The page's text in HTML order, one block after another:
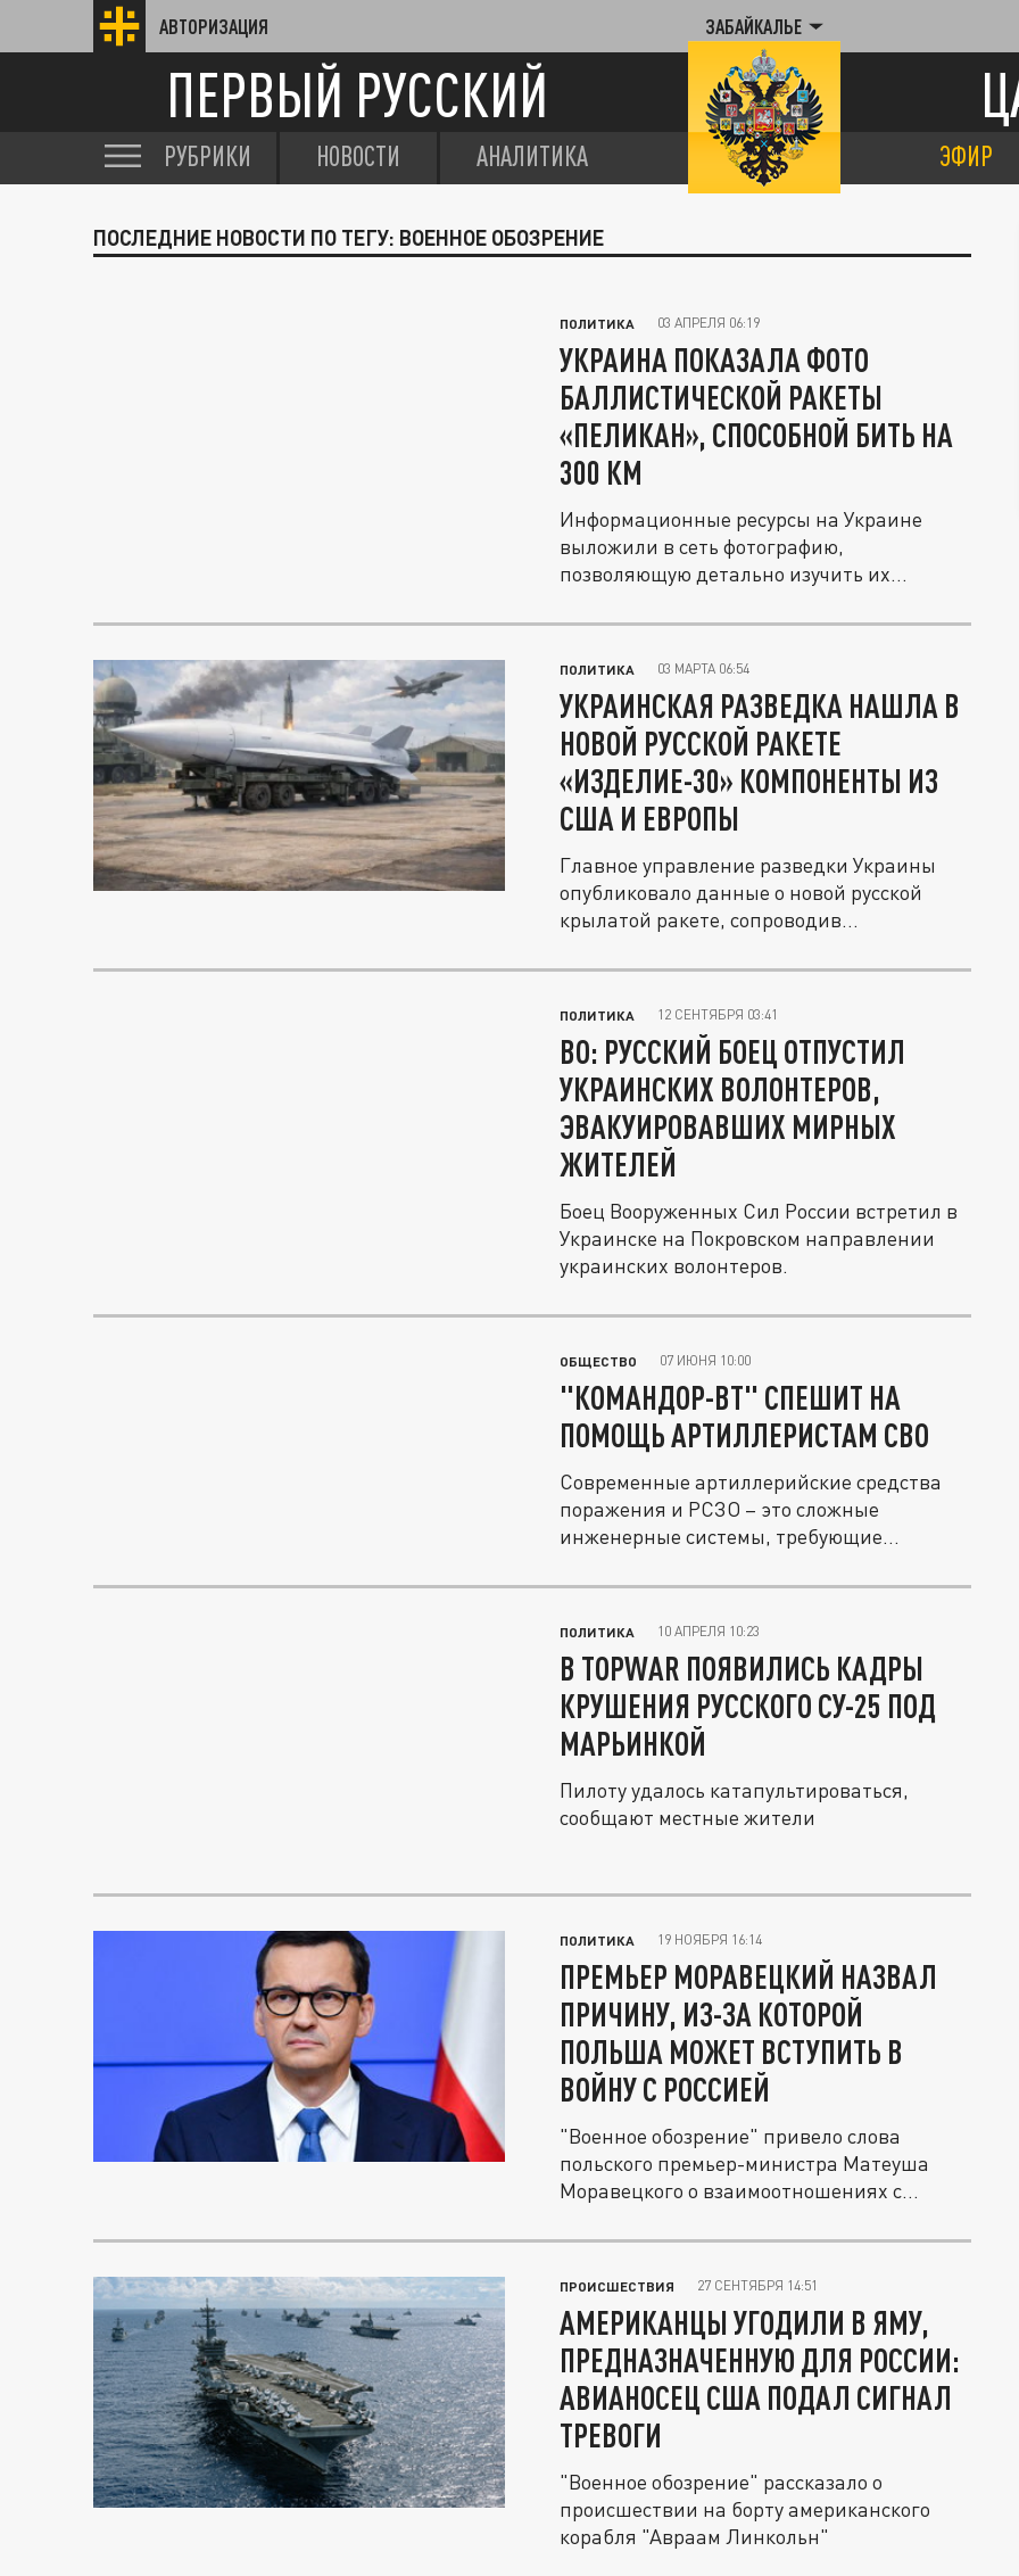
АВТОРИЗАЦИЯ ЗАБАЙКАЛЬЕ
ПЕРВЫЙ РУССКИЙ
РУБРИКИ НОВОСТИ АНАЛИТИКА ЭФИР
ПОСЛЕДНИЕ НОВОСТИ ПО ТЕГУ: ВОЕННОЕ ОБОЗРЕНИЕ
ПОЛИТИКА 03 АПРЕЛЯ 06:19
УКРАИНА ПОКАЗАЛА ФОТО
БАЛЛИСТИЧЕСКОЙ РАКЕТЫ
«ПЕЛИКАН», СПОСОБНОЙ БИТЬ НА
300 КМ
Информационные ресурсы на Украине
выложили в сеть фотографию,
позволяющую детально изучить их
ПОЛИТИКА 03 МАРТА 06:54
УКРАИНСКАЯ РАЗВЕДКА НАШЛА В
НОВОЙ РУССКОЙ РАКЕТЕ
«ИЗДЕЛИЕ-30» КОМПОНЕНТЫ ИЗ
США И ЕВРОПЫ
Главное управление разведки Украины
опубликовало данные о новой русской
крылатой ракете, сопроводив
ПОЛИТИКА 12 СЕНТЯБРЯ 03:41
ВО: РУССКИЙ БОЕЦ ОТПУСТИЛ
УКРАИНСКИХ ВОЛОНТЕРОВ,
ЭВАКУИРОВАВШИХ МИРНЫХ
ЖИТЕЛЕЙ
Боец Вооруженных Сил России встретил в
Украинске на Покровском направлении
украинских волонтеров.
ОБЩЕСТВО 07 ИЮНЯ 10:00
"КОМАНДОР-ВТ" СПЕШИТ НА
ПОМОЩЬ АРТИЛЛЕРИСТАМ СВО
Современные артиллерийские средства
поражения и РСЗО – это сложные
инженерные системы, требующие...
ПОЛИТИКА 10 АПРЕЛЯ 10:23
В TOPWAR ПОЯВИЛИСЬ КАДРЫ
КРУШЕНИЯ РУССКОГО СУ-25 ПОД
МАРЬИНКОЙ
Пилоту удалось катапультироваться,
сообщают местные жители
ПОЛИТИКА 19 НОЯБРЯ 16:14
ПРЕМЬЕР МОРАВЕЦКИЙ НАЗВАЛ
ПРИЧИНУ, ИЗ-ЗА КОТОРОЙ
ПОЛЬША МОЖЕТ ВСТУПИТЬ В
ВОЙНУ С РОССИЕЙ
"Военное обозрение" привело слова
польского премьер-министра Матеуша
Моравецкого о взаимоотношениях с
ПРОИСШЕСТВИЯ 27 СЕНТЯБРЯ 14:51
АМЕРИКАНЦЫ УГОДИЛИ В ЯМУ,
ПРЕДНАЗНАЧЕННУЮ ДЛЯ РОССИИ:
АВИАНОСЕЦ США ПОДАЛ СИГНАЛ
ТРЕВОГИ
"Военное обозрение" рассказало о
происшествии на борту американского
корабля "Авраам Линкольн"